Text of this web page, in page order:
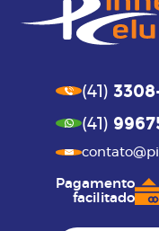
(41)
(41)
Pagamento
facilitado